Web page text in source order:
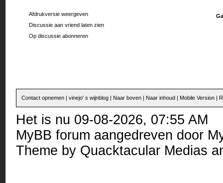
Afdrukversie weergeven
Discussie aan vriend laten zien
Op discussie abonneren
Contact opnemen |vinejo' s wijnblog | Naar boven | Naar inhoud | Mobile Version |
Het is nu 09-08-2026, 07:55 AM
MyBB forum aangedreven door
Theme by Quacktacular Medias